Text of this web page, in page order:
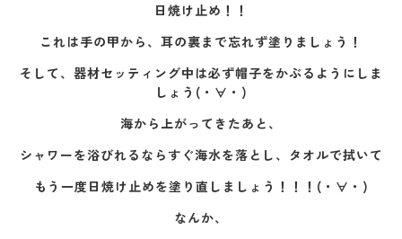
日焼け止め！！
これは手の甲から、耳の裏まで忘れず塗りましょう！
そして、器材セッティング中は必ず帽子をかぶるようにしま
しょう(・∀・)
海から上がってきたあと、
シャワーを浴びれるならすぐ海水を落とし、タオルで拭いて
もう一度日焼け止めを塗り直しましょう！！！(・∀・)
なんか、